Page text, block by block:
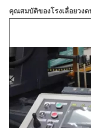
คุณสมบัติของโรงเลื่อยวง